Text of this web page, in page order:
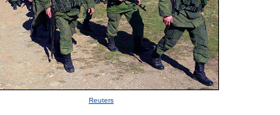
Reuters